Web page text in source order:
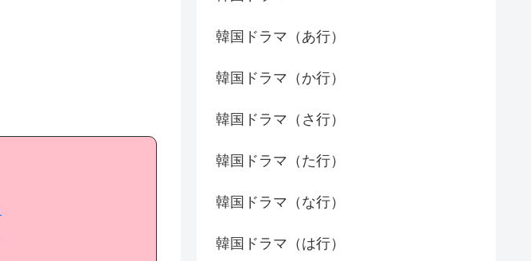
韓国ドラマ（あ行）
韓国ドラマ（か行）
韓国ドラマ（さ行）
韓国ドラマ（た行）
韓国ドラマ（な行）
韓国ドラマ（は行）